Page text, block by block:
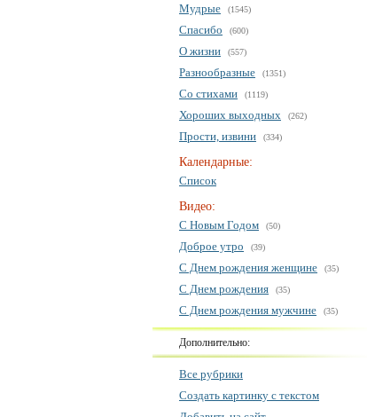
Мудрые
(1545)
Спасибо (600)
О жизни (557)
Разнообразные (1351)
Со стихами (1119)
Хороших выходных (262)
Прости, извини (334)
Календарные:
Список
Видео:
С Новым Годом
(50)
Доброе утро (39)
С Днем рождения женщине (35)
С Днем рождения (35)
С Днем рождения мужчине (35)
Дополнительно:
Все рубрики
Создать картинку с текстом